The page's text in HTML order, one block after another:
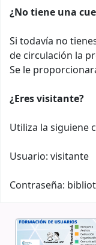
¿No tiene una
Si todavía no
de circulación la
Se le
¿Eres visitante?
Utiliza la siguiene
Usuario: visitante
Contraseña: